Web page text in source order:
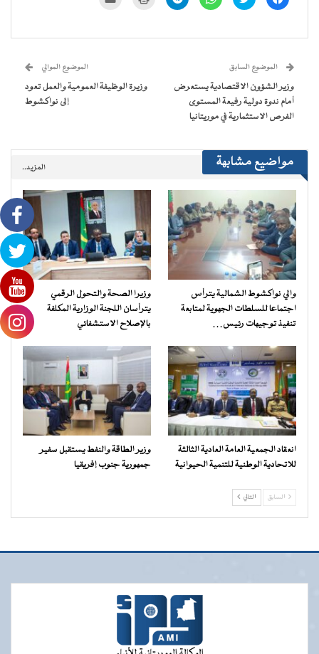
للمشاركة
في
للمشاركة
في
للمشاركة
في
للمشاركة
في
للطباعة
جديدة) الإلكتروني
نافذة
جديدة)
الموضوع السابق
وزير الشؤون الاقتصادية يستعرض
أمام ندوة دولية رفيعة المستوى
الفرص الاستثمارية في موريتانيا
الموضوع الموالي
وزيرة الوظيفة العمومية والعمل تعود
إلى نواكشوط
مواضيع مشابهة المزيد..
والي نواكشوط الشمالية يترأس
اجتماعا للسلطات الجهوية لمتابعة
تنفيذ توجيهات رئيس…
وزيرا الصحة والتحول الرقمي
يترأسان اللجنة الوزارية المكلفة
بالإصلاح الاستشفائي
انعقاد الجمعية العامة العادية الثالثة
للاتحادية الوطنية للتنمية الحيوانية
وزير الطاقة والنفط يستقبل سفير
جمهورية جنوب إفريقيا
السابق التالي